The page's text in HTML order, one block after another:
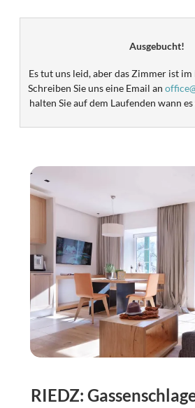
Die Kabine
Ausgebucht!
Es tut uns leid, aber das Zimmer ist
Schreiben Sie uns eine Email an
halten Sie auf dem Laufenden wann
RIEDZ: